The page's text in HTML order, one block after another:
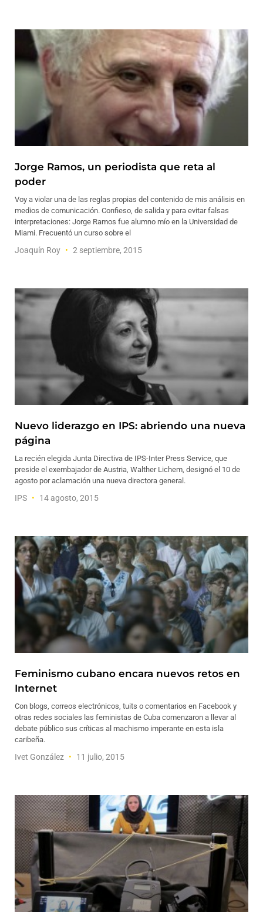
Jorge Ramos, un periodista que reta al
poder
Voy a violar una de las reglas propias del contenido de mis análisis en
medios de comunicación. Confieso, de salida y para evitar falsas
interpretaciones: Jorge Ramos fue alumno mío en la Universidad de
Miami. Frecuentó un curso sobre el
Joaquín Roy 2 septiembre, 2015
Nuevo liderazgo en IPS: abriendo una nueva
página
La recién elegida Junta Directiva de IPS-Inter Press Service, que
preside el exembajador de Austria, Walther Lichem, designó el 10 de
agosto por aclamación una nueva directora general.
IPS 14 agosto, 2015
Feminismo cubano encara nuevos retos en
Internet
Con blogs, correos electrónicos, tuits o comentarios en Facebook y
otras redes sociales las feministas de Cuba comenzaron a llevar al
debate público sus críticas al machismo imperante en esta isla
caribeña.
Ivet González 11 julio, 2015